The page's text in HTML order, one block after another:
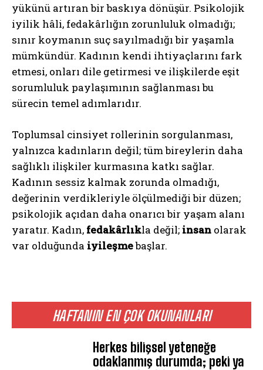
ABONE OL
Gizlilik politikasınıokudum, onaylıyorum.
HAFTANIN EN ÇOK OKUNANLARI
Herkes bilişsel yeteneğe
odaklanmış durumda; peki ya
yükünü artıran bir baskıya dönüşür. Psikolojik
iyilik hâli, fedakârlığın zorunluluk olmadığı;
sınır koymanın suç sayılmadığı bir yaşamla
mümkündür. Kadının kendi ihtiyaçlarını fark
etmesi, onları dile getirmesi ve ilişkilerde eşit
sorumluluk paylaşımının sağlanması bu
sürecin temel adımlarıdır.
Toplumsal cinsiyet rollerinin sorgulanması,
yalnızca kadınların değil; tüm bireylerin daha
sağlıklı ilişkiler kurmasına katkı sağlar.
Kadının sessiz kalmak zorunda olmadığı,
değerinin verdikleriyle ölçülmediği bir düzen;
psikolojik açıdan daha onarıcı bir yaşam alanı
yaratır. Kadın, fedakârlıkla değil; insan olarak
var olduğunda iyileşmebaşlar.